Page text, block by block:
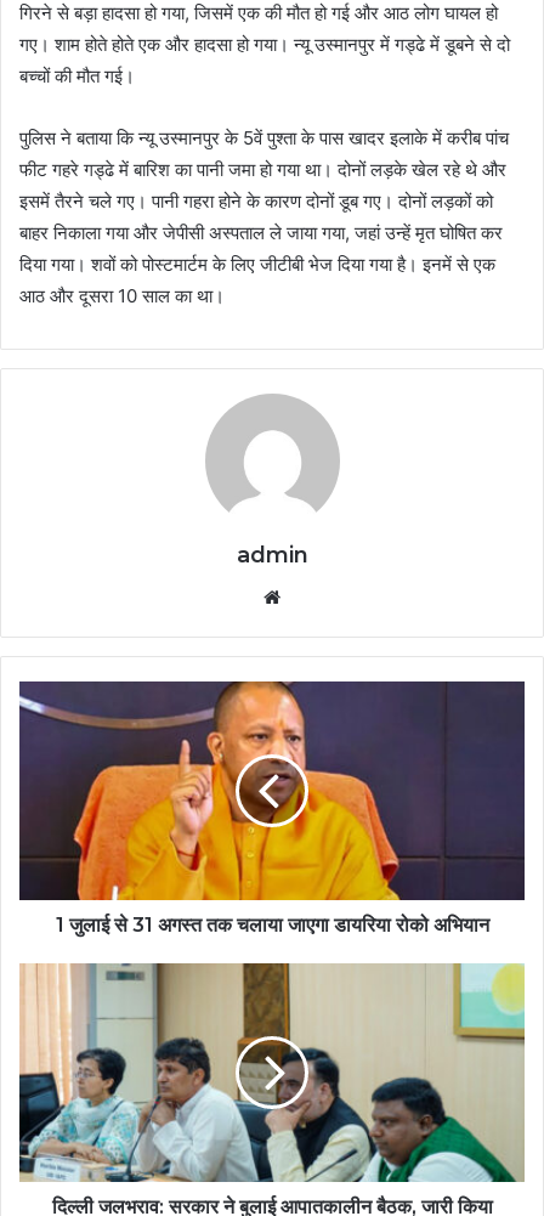
गिरने से बड़ा हादसा हो गया, जिसमें एक की मौत हो गई और आठ लोग घायल हो
गए। शाम होते होते एक और हादसा हो गया। न्यू उस्मानपुर में गड्ढे में डूबने से दो
बच्चों की मौत गई।
पुलिस ने बताया कि न्यू उस्मानपुर के 5वें पुश्ता के पास खादर इलाके में करीब पांच
फीट गहरे गड्ढे में बारिश का पानी जमा हो गया था। दोनों लड़के खेल रहे थे और
इसमें तैरने चले गए। पानी गहरा होने के कारण दोनों डूब गए। दोनों लड़कों को
बाहर निकाला गया और जेपीसी अस्पताल ले जाया गया, जहां उन्हें मृत घोषित कर
दिया गया। शवों को पोस्टमार्टम के लिए जीटीबी भेज दिया गया है। इनमें से एक
आठ और दूसरा 10 साल का था।
admin
1 जुलाई से 31 अगस्त तक चलाया जाएगा डायरिया रोको अभियान
दिल्ली जलभराव: सरकार ने बुलाई आपातकालीन बैठक, जारी किया